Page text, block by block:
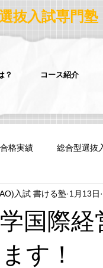
抜入試専門塾
？ コース紹介
合格実績 総合型選抜
ーツサポート歴入試
ライツ学科海外就学者入
国際
す！
入試 書ける塾 1月13日